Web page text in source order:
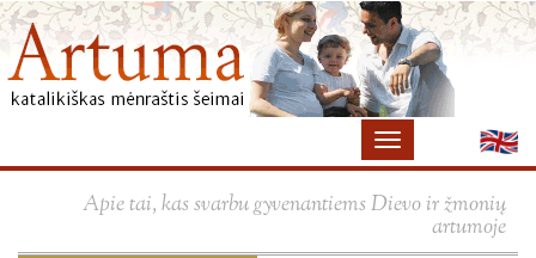
Apie tai, kas svarbu gyvenantiems Dievo ir žmonių
artumoje